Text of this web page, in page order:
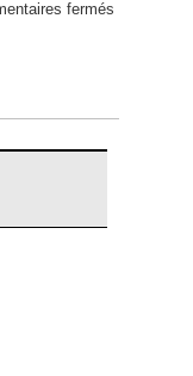
fermés
(France,